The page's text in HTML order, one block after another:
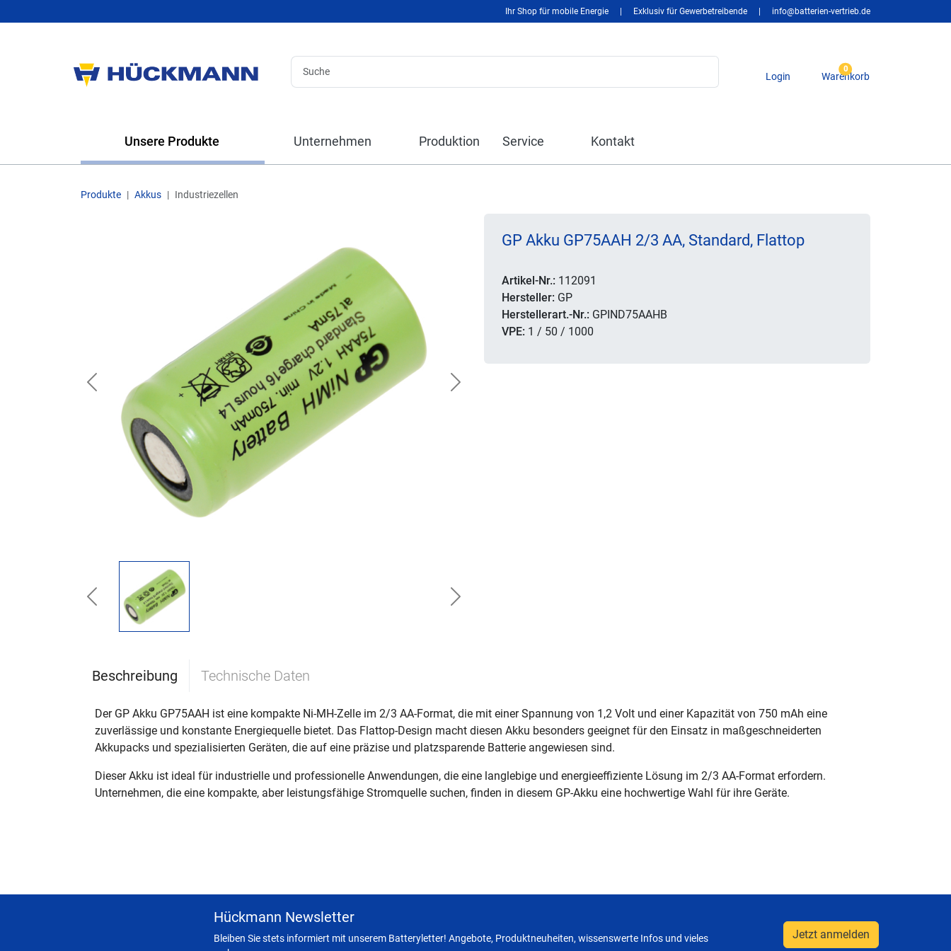
Ihr Shop für mobile Energie Exklusiv für Gewerbetreibende info@batterien-vertrieb.de
Login
0
Warenkorb
Unsere Produkte Unternehmen Produktion Service Kontakt
Produkte Akkus Industriezellen
Previous Next
Previous Next
GP Akku GP75AAH 2/3 AA, Standard, Flattop
Artikel-Nr.: 112091
Hersteller: GP
Herstellerart.-Nr.: GPIND75AAHB
VPE: 1 / 50 / 1000
Beschreibung Technische Daten
Der GP Akku GP75AAH ist eine kompakte Ni-MH-Zelle im 2/3 AA-Format, die mit einer Spannung von 1,2 Volt und einer Kapazität von 750 mAh eine
zuverlässige und konstante Energiequelle bietet. Das Flattop-Design macht diesen Akku besonders geeignet für den Einsatz in maßgeschneiderten
Akkupacks und spezialisierten Geräten, die auf eine präzise und platzsparende Batterie angewiesen sind.
Dieser Akku ist ideal für industrielle und professionelle Anwendungen, die eine langlebige und energieeffiziente Lösung im 2/3 AA-Format erfordern.
Unternehmen, die eine kompakte, aber leistungsfähige Stromquelle suchen, finden in diesem GP-Akku eine hochwertige Wahl für ihre Geräte.
Hückmann Newsletter
Bleiben Sie stets informiert mit unserem Batteryletter! Angebote, Produktneuheiten, wissenswerte Infos und vieles
Jetzt anmelden